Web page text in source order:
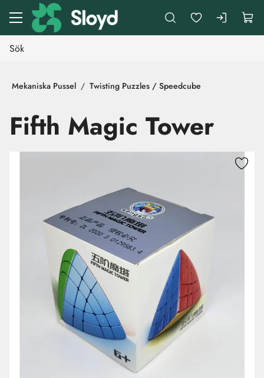
Gå till huvudinnehåll
Mekaniska Pussel Twisting Puzzles / Speedcube
Fifth Magic Tower
Hoppa över bilder